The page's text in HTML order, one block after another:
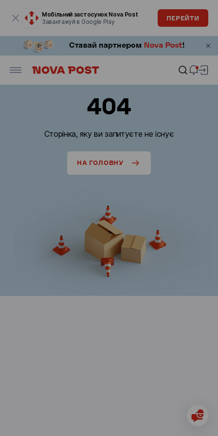
Мобільний застосунок Nova Post
Завантажуй в Google Play
ПЕРЕЙТИ
404
Сторінка, яку ви запитуєте не існує
НА ГОЛОВНУ